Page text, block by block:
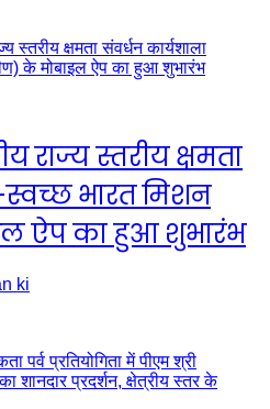
राज्य स्तरीय क्षमता
भारत मिशन
ऐप का हुआ शुभारंभ
ki